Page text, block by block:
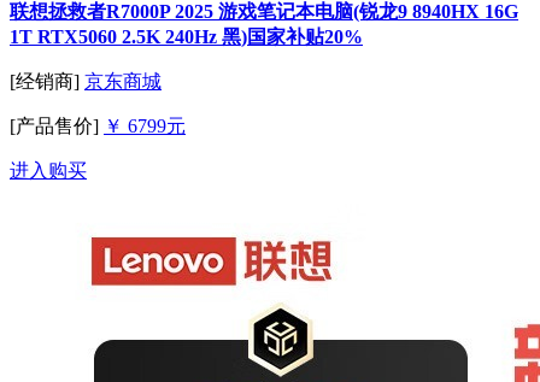
联想拯救者R7000P 2025 游戏笔记本电脑(锐龙9 8940HX 16G
1T RTX5060 2.5K 240Hz 黑)国家补贴20%
[经销商] 京东商城
[产品售价] ￥ 6799元
进入购买